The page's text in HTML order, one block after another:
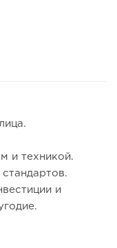
и техникой.
и